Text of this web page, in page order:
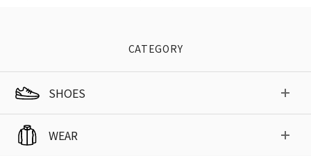
CATEGORY
SHOES
WEAR